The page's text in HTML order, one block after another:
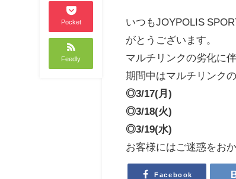
Pocket
Feedly
いつもJOYPOLIS
がとうございます。
マルチリンクの劣化に
期間中はマルチリンク
◎3/17(月)
◎3/18(火)
◎3/19(水)
お客様にはご迷惑をお
Facebook